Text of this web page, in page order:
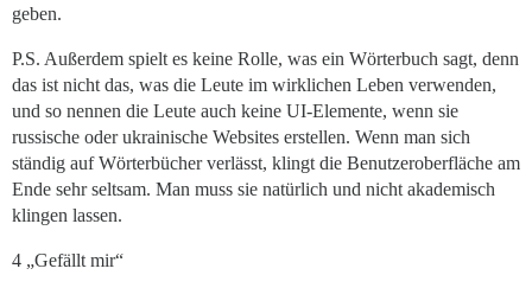
geben.
P.S. Außerdem spielt es keine Rolle, was ein Wörterbuch sagt, denn
das ist nicht das, was die Leute im wirklichen Leben verwenden,
und so nennen die Leute auch keine UI-Elemente, wenn sie
russische oder ukrainische Websites erstellen. Wenn man sich
ständig auf Wörterbücher verlässt, klingt die Benutzeroberfläche am
Ende sehr seltsam. Man muss sie natürlich und nicht akademisch
klingen lassen.
4 „Gefällt mir“